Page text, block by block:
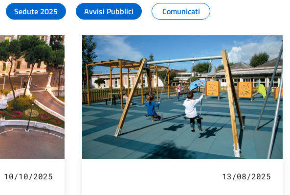
2025
Sedute 2025 Avvisi Pubblici Comunicati
10/10/2025 13/08/2025